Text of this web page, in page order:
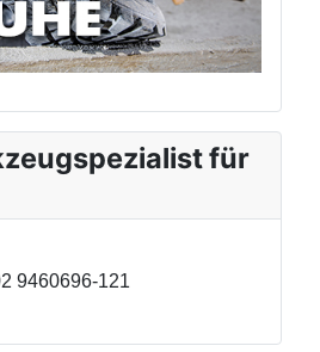
für
9460696-121